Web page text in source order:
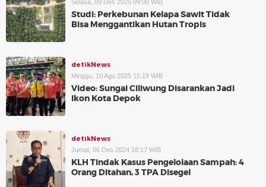
Selasa, 09 Des 2025 09:00 WIB
Studi: Perkebunan Kelapa Sawit Tidak
Bisa Menggantikan Hutan Tropis
detikNews
Minggu, 10 Agu 2025 15:19 WIB
Video: Sungai Ciliwung Disarankan Jadi
Ikon Kota Depok
detikNews
Jumat, 06 Des 2024 18:17 WIB
KLH Tindak Kasus Pengelolaan Sampah: 4
Orang Ditahan, 3 TPA Disegel